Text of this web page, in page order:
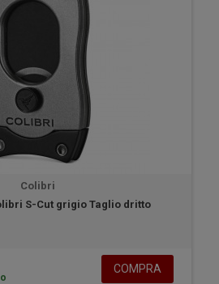
Colibri
S-Cut grigio Taglio dritto
COMPRA